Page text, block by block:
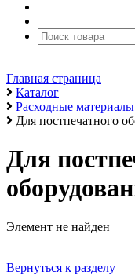
Главная страница
Каталог
Расходные материалы
Для постпечатного
Для
Элемент не найден
Вернуться к разделу